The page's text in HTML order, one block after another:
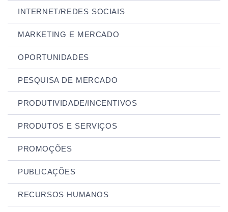
INTERNET/REDES SOCIAIS
MARKETING E MERCADO
OPORTUNIDADES
PESQUISA DE MERCADO
PRODUTIVIDADE/INCENTIVOS
PRODUTOS E SERVIÇOS
PROMOÇÕES
PUBLICAÇÕES
RECURSOS HUMANOS